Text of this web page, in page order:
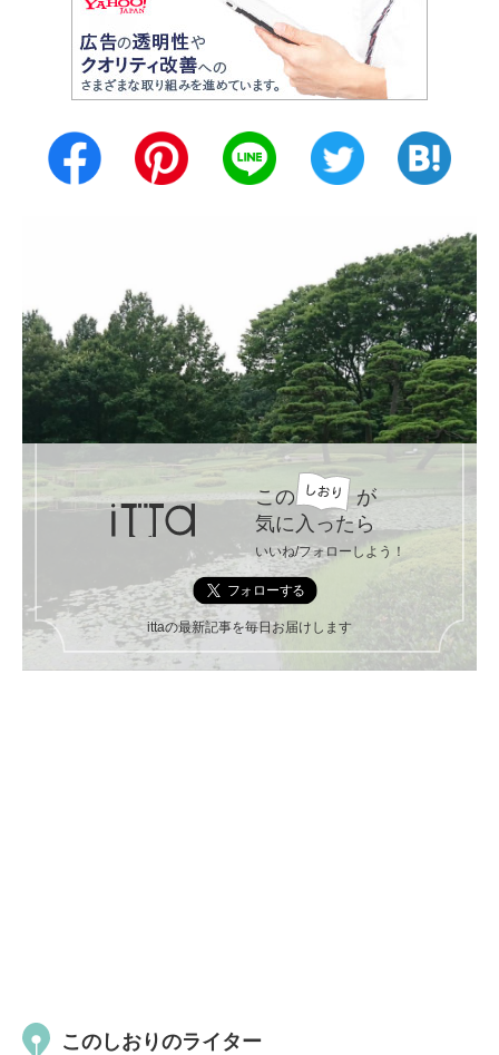
この
が
気に入ったら
いいね/フォローしよう！
ittaの最新記事を毎日お届けします
このしおりのライター